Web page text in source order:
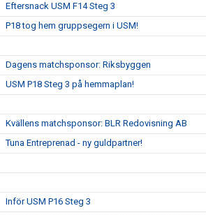
Eftersnack USM F14 Steg 3
P18 tog hem gruppsegern i USM!
Dagens matchsponsor: Riksbyggen
USM P18 Steg 3 på hemmaplan!
Kvällens matchsponsor: BLR Redovisning AB
Tuna Entreprenad - ny guldpartner!
Inför USM P16 Steg 3